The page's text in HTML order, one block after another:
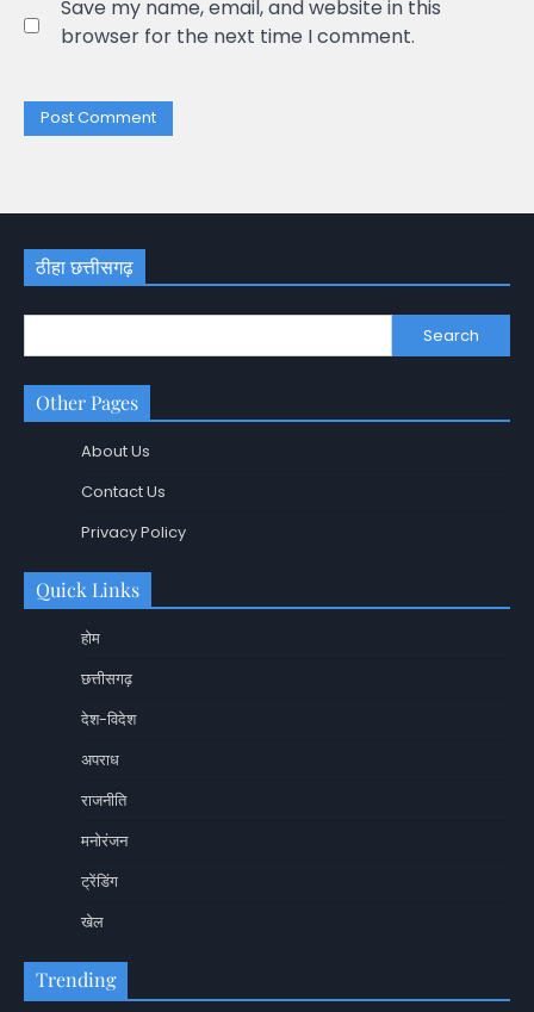
Save my name, email, and website in this
browser for the next time I comment.
ठीहा छत्तीसगढ़
Search
Other Pages
About Us
Contact Us
Privacy Policy
Quick Links
होम
छत्तीसगढ़
देश-विदेश
अपराध
राजनीति
मनोरंजन
ट्रेंडिंग
खेल
Trending